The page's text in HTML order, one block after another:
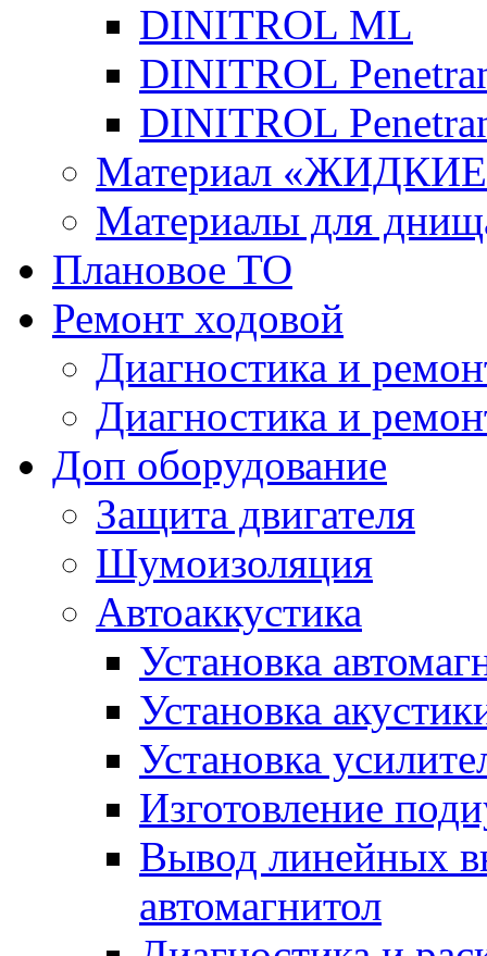
DINITROL ML
DINITROL
DINITROL
Материал
Материалы для
Плановое ТО
Ремонт ходовой
Диагностика и
Диагностика и
Доп оборудование
Защита двигателя
Шумоизоляция
Автоаккустика
Установка
Установка
Установка
Изготовление
Вывод линейных
автомагнитол